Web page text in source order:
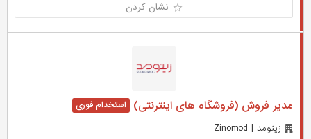
نشان کردن
مدیر فروش (فروشگاه های اینترنتی)
زینومد | Zinomod